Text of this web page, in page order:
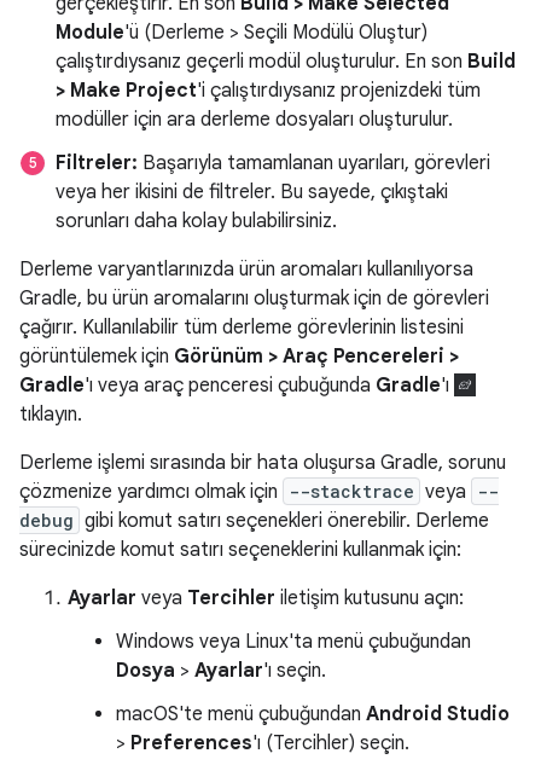
Module'ü (Derleme > Seçili Modülü Oluştur)
çalıştırdıysanız geçerli modül oluşturulur. En son Build
> Make Project'i çalıştırdıysanız projenizdeki tüm
modüller için ara derleme dosyaları oluşturulur.
Filtreler: Başarıyla tamamlanan uyarıları, görevleri
veya her ikisini de filtreler. Bu sayede, çıkıştaki
sorunları daha kolay bulabilirsiniz.
Derleme varyantlarınızda ürün aromaları kullanılıyorsa
Gradle, bu ürün aromalarını oluşturmak için de görevleri
çağırır. Kullanılabilir tüm derleme görevlerinin listesini
görüntülemek için Görünüm > Araç Pencereleri >
Gradle'ı veya araç penceresi çubuğunda Gradle'ı
tıklayın.
Derleme işlemi sırasında bir hata oluşursa Gradle, sorunu
çözmenize yardımcı olmak için
--stacktrace veya
--
debug gibi komut satırı seçenekleri önerebilir. Derleme
sürecinizde komut satırı seçeneklerini kullanmak için:
Ayarlar veya Tercihler iletişim kutusunu açın:
Windows veya Linux'ta menü çubuğundan
Dosya > Ayarlar'ı seçin.
macOS'te menü çubuğundan Android Studio
> Preferences'ı (Tercihler) seçin.